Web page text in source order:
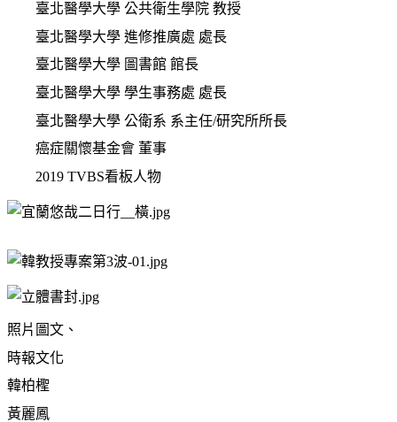
臺北醫學大學 公共衛生學院 教授
臺北醫學大學 進修推廣處 處長
臺北醫學大學 圖書館 館長
臺北醫學大學 學生事務處 處長
臺北醫學大學 公衛系 系主任/研究所所長
癌症關懷基金會 董事
2019 TVBS看板人物
照片圖文、
時報文化
韓柏檉
黃麗鳳